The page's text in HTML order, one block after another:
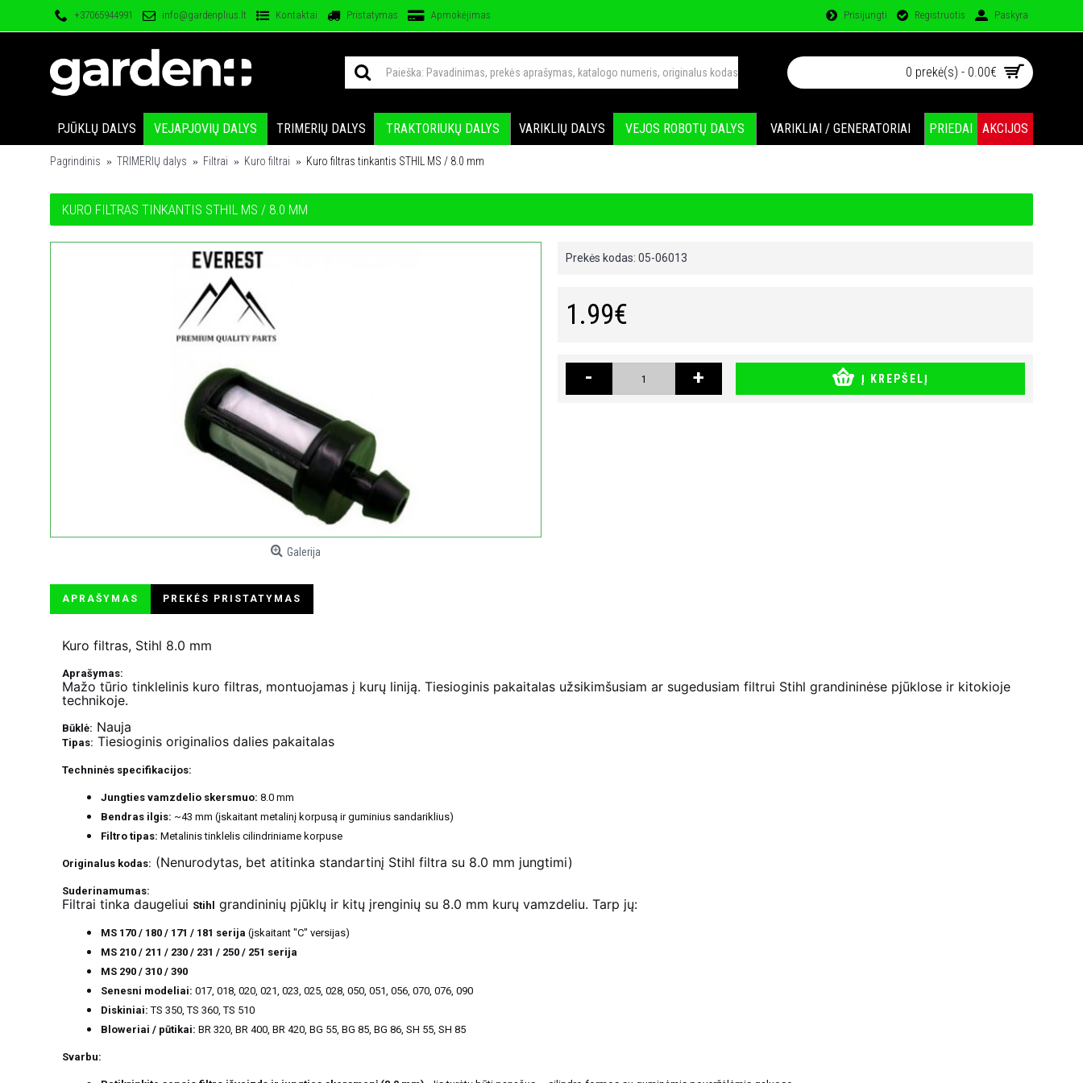
+37065944991 info@gardenplius.lt Kontaktai Pristatymas Apmokėjimas Prisijungti Registruotis Paskyra
0 prekė(s) - 0.00€
PJŪKLŲ DALYS VEJAPJOVIŲ DALYS TRIMERIŲ DALYS TRAKTORIUKŲ DALYS VARIKLIŲ DALYS VEJOS ROBOTŲ DALYS VARIKLIAI / GENERATORIAI PRIEDAI AKCIJOS
Pagrindinis TRIMERIŲ dalys Filtrai Kuro filtrai Kuro filtras tinkantis STHIL MS / 8.0 mm
KURO FILTRAS TINKANTIS STHIL MS / 8.0 MM
Galerija
Prekės kodas: 05-06013
1.99€
- + Į KREPŠELĮ
APRAŠYMAS PREKĖS PRISTATYMAS
Kuro filtras, Stihl 8.0 mm
Aprašymas:
Mažo tūrio tinklelinis kuro filtras, montuojamas į kurų liniją. Tiesioginis pakaitalas užsikimšusiam ar sugedusiam filtrui Stihl grandininėse pjūklose ir kitokioje
technikoje.
Būklė: Nauja
Tipas: Tiesioginis originalios dalies pakaitalas
Techninės specifikacijos:
Jungties vamzdelio skersmuo: 8.0 mm
Bendras ilgis: ~43 mm (įskaitant metalinį korpusą ir guminius sandariklius)
Filtro tipas: Metalinis tinklelis cilindriniame korpuse
Originalus kodas: (Nenurodytas, bet atitinka standartinį Stihl filtra su 8.0 mm jungtimi)
Suderinamumas:
Filtrai tinka daugeliui Stihl grandininių pjūklų ir kitų įrenginių su 8.0 mm kurų vamzdeliu. Tarp jų:
MS 170 / 180 / 171 / 181 serija (įskaitant "C" versijas)
MS 210 / 211 / 230 / 231 / 250 / 251 serija
MS 290 / 310 / 390
Senesni modeliai: 017, 018, 020, 021, 023, 025, 028, 050, 051, 056, 070, 076, 090
Diskiniai: TS 350, TS 360, TS 510
Bloweriai / pūtikai: BR 320, BR 400, BR 420, BG 55, BG 85, BG 86, SH 55, SH 85
Svarbu: